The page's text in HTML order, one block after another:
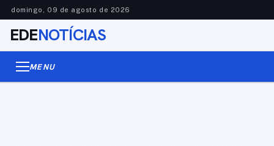
domingo, 09 de agosto de 2026
EDENOTÍCIAS
MENU